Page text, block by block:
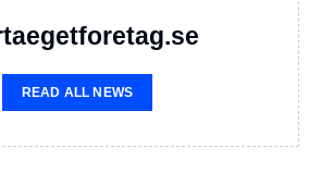
READ ALL NEWS